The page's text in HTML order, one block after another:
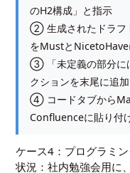
のH2構成」と指示
② 生成されたドラフ
をMustとNicetoHave
③ 「未定義の部分に
クションを末尾に追
④ コードタブから
Confluenceに貼り付
ケース4：プログラミ
状況：社内勉強会用に